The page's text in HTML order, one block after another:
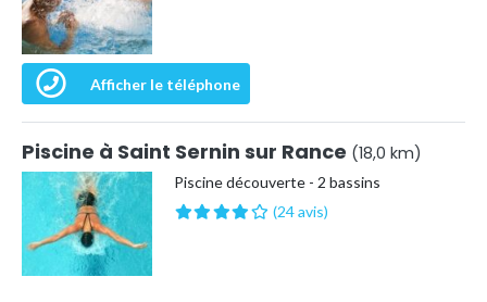
Afficher le téléphone
Piscine à Saint Sernin sur Rance (18,0 km)
Piscine découverte - 2 bassins
(24 avis)